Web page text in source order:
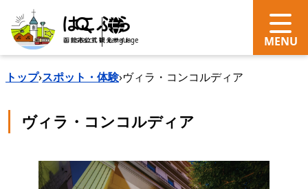
search Language
トップ›スポット・体験›ヴィラ・コンコルディア
ヴィラ・コンコルディア